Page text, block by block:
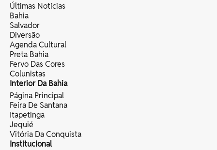
Últimas Notícias
Bahia
Salvador
Diversão
Agenda Cultural
Preta Bahia
Fervo Das Cores
Colunistas
Interior Da Bahia
Página Principal
Feira De Santana
Itapetinga
Jequié
Vitória Da Conquista
Institucional